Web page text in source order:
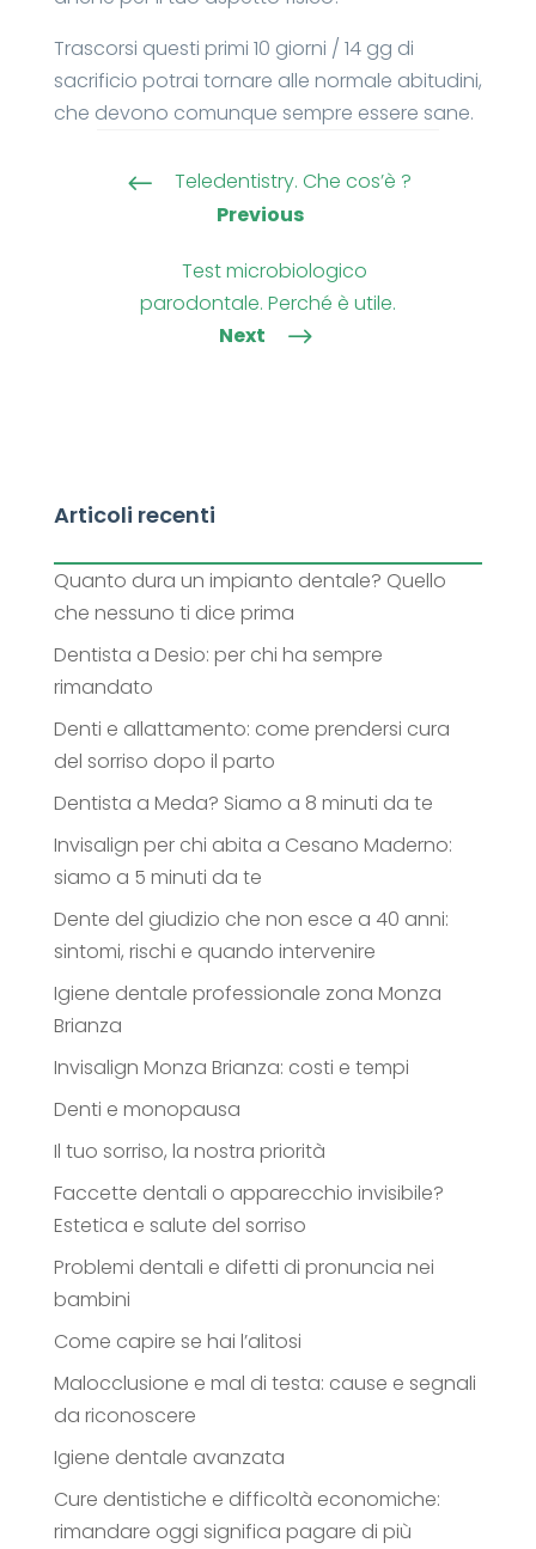
Trascorsi questi primi 10 giorni / 14 gg di
sacrificio potrai tornare alle normale abitudini,
che devono comunque sempre essere sane.
#
Teledentistry. Che cos’è ?
Previous
Test microbiologico
parodontale. Perché è utile.
Next
$
Articoli recenti
Quanto dura un impianto dentale? Quello
che nessuno ti dice prima
Dentista a Desio: per chi ha sempre
rimandato
Denti e allattamento: come prendersi cura
del sorriso dopo il parto
Dentista a Meda? Siamo a 8 minuti da te
Invisalign per chi abita a Cesano Maderno:
siamo a 5 minuti da te
Dente del giudizio che non esce a 40 anni:
sintomi, rischi e quando intervenire
Igiene dentale professionale zona Monza
Brianza
Invisalign Monza Brianza: costi e tempi
Denti e monopausa
Il tuo sorriso, la nostra priorità
Faccette dentali o apparecchio invisibile?
Estetica e salute del sorriso
Problemi dentali e difetti di pronuncia nei
bambini
Come capire se hai l’alitosi
Malocclusione e mal di testa: cause e segnali
da riconoscere
Igiene dentale avanzata
Cure dentistiche e difficoltà economiche:
rimandare oggi significa pagare di più